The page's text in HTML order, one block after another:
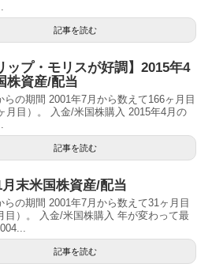
記事を読む
ップ・モリスが好調】2015年4
株資産/配当
らの期間 2001年7月から数えて166ヶ月目
月目）。 入金/米国株購入 2015年4月の
記事を読む
月末米国株資産/配当
らの期間 2001年7月から数えて31ヶ月目
目）。 入金/米国株購入 年が変わって最
記事を読む